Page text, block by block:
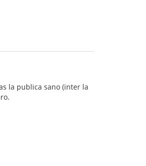
la publica sano (inter la